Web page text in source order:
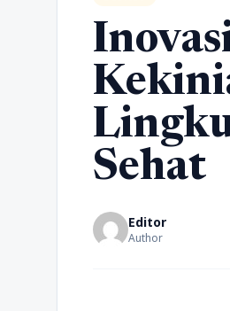
Sehat
Editor
Author